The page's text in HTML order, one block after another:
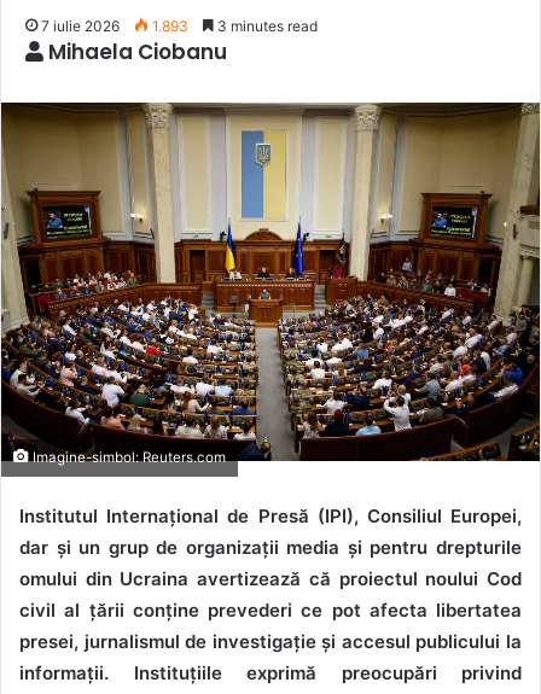
7 iulie 2026 1.893 3 minutes read
Mihaela Ciobanu
Imagine-simbol: Reuters.com
Institutul Internațional de Presă (IPI), Consiliul Europei,
dar și un grup de organizații media și pentru drepturile
omului din Ucraina avertizează că proiectul noului Cod
civil al țării conține prevederi ce pot afecta libertatea
presei, jurnalismul de investigație și accesul publicului la
informații. Instituțiile exprimă preocupări privind